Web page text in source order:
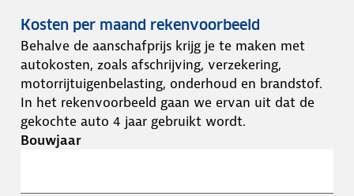
Kosten per maand rekenvoorbeeld
Behalve de aanschafprijs krijg je te maken met
autokosten, zoals afschrijving, verzekering,
motorrijtuigenbelasting, onderhoud en brandstof.
In het rekenvoorbeeld gaan we ervan uit dat de
gekochte auto 4 jaar gebruikt wordt.
Bouwjaar